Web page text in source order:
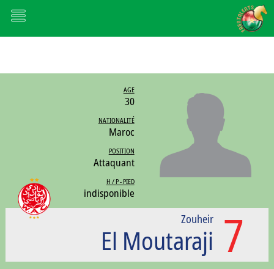
AGE
30
NATIONALITÉ
Maroc
POSITION
Attaquant
H / P - PIED
indisponible
7
Zouheir
El Moutaraji